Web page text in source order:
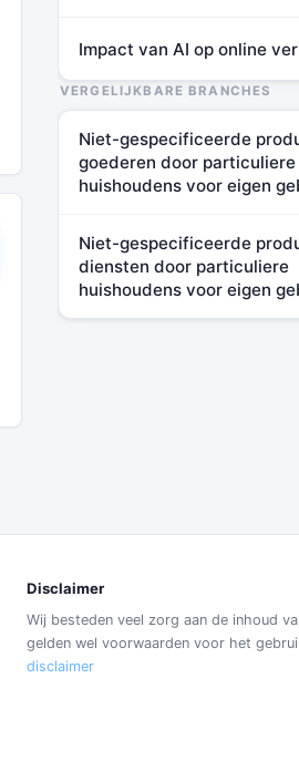
Impact van AI op online
VERGELIJKBARE BRANCHES
Niet-gespecificeerde
goederen door particuliere
huishoudens voor eigen
Niet-gespecificeerde
diensten door particuliere
huishoudens voor eigen
Disclaimer
Wij besteden veel zorg aan de inhoud
gelden wel voorwaarden voor het
disclaimer